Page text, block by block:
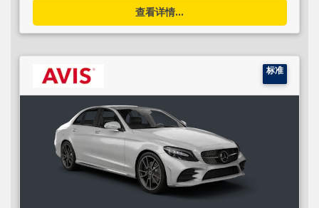
查看详情...
标准